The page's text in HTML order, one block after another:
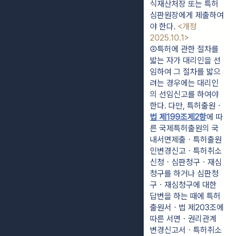
식재산처장 또는 특허
심판원장에게 제출하여
야 한다. <개정
2025.10.1>
②특허에 관한 절차를
밟는 자가 대리인을 선
임하여 그 절차를 밟으
려는 경우에는 대리인
의 선임신고를 하여야
한다. 다만, 특허출원ㆍ
법 제199조제2항에 따
른 국제특허출원의 국
내서면제출ㆍ특허출원
인변경신고ㆍ특허취소
신청ㆍ심판청구ㆍ재심
청구를 하거나 심판청
구ㆍ재심청구에 대한
답변을 하는 때에 특허
출원서ㆍ법 제203조에
따른 서면ㆍ권리관계
변경신고서ㆍ특허취소